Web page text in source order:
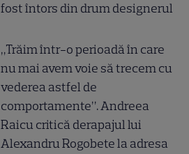
fost întors din drum designerul
„Trăim într-o perioadă în care
nu mai avem voie să trecem cu
vederea astfel de
comportamente”. Andreea
Raicu critică derapajul lui
Alexandru Rogobete la adresa